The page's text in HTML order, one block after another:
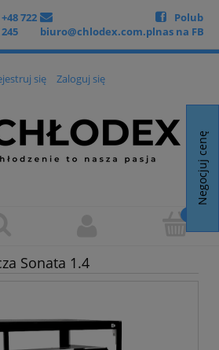
+48 722
biuro@chlodex.com.pl
Polub
nas na FB
się Zaloguj się
Sonata 1.4
Negocjuj cenę